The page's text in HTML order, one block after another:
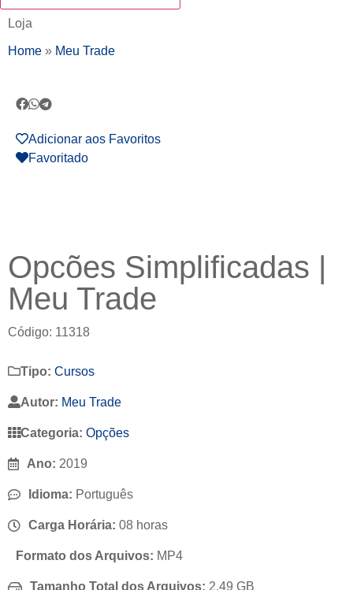
Loja
Home » Meu Trade
Adicionar aos Favoritos
Favoritado
Opcões Simplificadas |
Meu Trade
Código: 11318
Tipo: Cursos
Autor: Meu Trade
Categoria: Opções
Ano: 2019
Idioma: Português
Carga Horária: 08 horas
Formato dos Arquivos: MP4
Tamanho Total dos Arquivos: 2,49 GB